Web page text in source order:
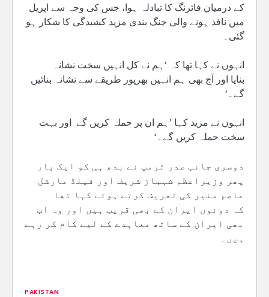
کے درمیان فائرنگ کا تبادلہ ہوا، جس کی وجہ سے اپریل
میں نافذ ہونے والی جنگ بندی مزید کشیدگی کا شکار ہو
گئی۔
انہوں نے کہا تھا کہ ’ہم نے کل انہیں سخت نشانہ
بنایا اور آج بھی ہم انہیں بھرپور طریقے سے نشانہ بنائیں
گے۔‘
انہوں نے مزید کہا ’ہم ان پر حملہ کریں گے اور بہت
سخت حملہ کریں گے۔‘
دوسری جانب صدر ٹرمپ نے بدھ ہی کو ایک بار
پھر وزیراعظم شہباز شریف اور فیلڈ مارشل
عاصم منیر کی تعریف کرتے ہوئے کہا تھا
کہ دونوں ایران کے بھی قریب ہیں اور وہ اب
بھی ایران کے ساتھ معاہدے کے لیے کام کر رہے
ہیں۔
PAKISTAN